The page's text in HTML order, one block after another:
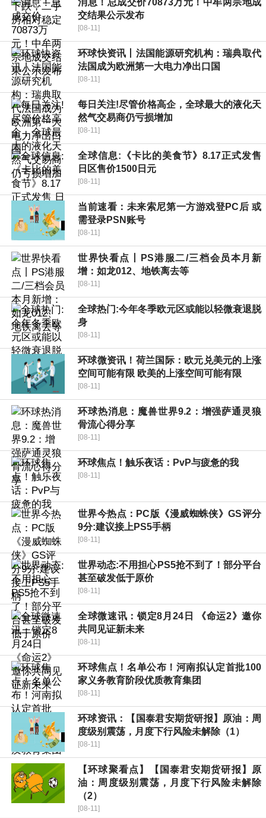
消息！总成交价70873万元！中牟两宗地成
交结果公示发布
[08-11]
环球快资讯丨法国能源研究机构：瑞典取代
法国成为欧洲第一大电力净出口国
[08-11]
每日关注!尽管价格高企，全球最大的液化天
然气交易商仍亏损增加
[08-11]
全球信息:《卡比的美食节》8.17正式发售
日区售价1500日元
[08-11]
当前速看：未来索尼第一方游戏登PC后 或
需登录PSN账号
[08-11]
世界快看点丨PS港服二/三档会员本月新
增：如龙012、地铁离去等
[08-11]
全球热门:今年冬季欧元区或能以轻微衰退脱
身
[08-11]
环球微资讯！荷兰国际：欧元兑美元的上涨
空间可能有限 欧美的上涨空间可能有限
[08-11]
环球热消息：魔兽世界9.2：增强萨通灵狼
骨流心得分享
[08-11]
环球焦点！触乐夜话：PvP与疲惫的我
[08-11]
世界今热点：PC版《漫威蜘蛛侠》GS评分
9分:建议接上PS5手柄
[08-11]
世界动态:不用担心PS5抢不到了！部分平台
甚至破发低于原价
[08-11]
全球微速讯：锁定8月24日 《命运2》邀你
共同见证新未来
[08-11]
环球焦点！名单公布！河南拟认定首批100
家义务教育阶段优质教育集团
[08-11]
环球资讯：【国泰君安期货研报】原油：周
度级别震荡，月度下行风险未解除（1）
[08-11]
【环球聚看点】【国泰君安期货研报】原
油：周度级别震荡，月度下行风险未解除
（2）
[08-11]